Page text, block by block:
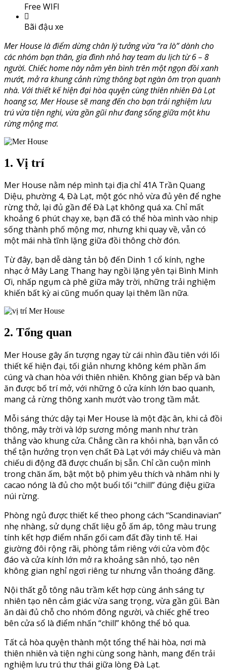
Free WIFI
Bãi đậu xe
Mer House là điểm dừng chân lý tưởng vừa “ra lò” dành cho
các nhóm bạn thân, gia đình nhỏ hay team du lịch từ 6 – 8
người. Chiếc home này nằm yên bình trên một ngọn đồi xanh
mướt, mở ra khung cảnh rừng thông bạt ngàn ôm trọn quanh
nhà. Với thiết kế hiện đại hòa quyện cùng thiên nhiên Đà Lạt
hoang sơ, Mer House sẽ mang đến cho bạn trải nghiệm lưu
trú vừa tiện nghi, vừa gần gũi như đang sống giữa một khu
rừng mộng mơ.
1. Vị trí
Mer House nằm nép mình tại địa chỉ 41A Trần Quang
Diệu, phường 4, Đà Lạt, một góc nhỏ vừa đủ yên để nghe
rừng thở, lại đủ gần để Đà Lạt không quá xa. Chỉ mất
khoảng 6 phút chạy xe, bạn đã có thể hòa mình vào nhịp
sống thành phố mộng mơ, nhưng khi quay về, vẫn có
một mái nhà tĩnh lặng giữa đồi thông chờ đón.
Từ đây, bạn dễ dàng tản bộ đến Dinh 1 cổ kính, nghe
nhạc ở Mây Lang Thang hay ngồi lặng yên tại Bình Minh
Ơi, nhấp ngụm cà phê giữa mây trời, những trải nghiệm
khiến bất kỳ ai cũng muốn quay lại thêm lần nữa.
2. Tổng quan
Mer House gây ấn tượng ngay từ cái nhìn đầu tiên với lối
thiết kế hiện đại, tối giản nhưng không kém phần ấm
cúng và chan hòa với thiên nhiên. Không gian bếp và bàn
ăn được bố trí mở, với những ô cửa kính lớn bao quanh,
mang cả rừng thông xanh mướt vào trong tầm mắt.
Mỗi sáng thức dậy tại Mer House là một đặc ân, khi cả đồi
thông, mây trời và lớp sương mỏng manh như tràn
thẳng vào khung cửa. Chẳng cần ra khỏi nhà, bạn vẫn có
thể tận hưởng trọn vẹn chất Đà Lạt với máy chiếu và màn
chiếu di động đã được chuẩn bị sẵn. Chỉ cần cuộn mình
trong chăn ấm, bật một bộ phim yêu thích và nhâm nhi ly
cacao nóng là đủ cho một buổi tối “chill” đúng điệu giữa
núi rừng.
Phòng ngủ được thiết kế theo phong cách “Scandinavian”
nhẹ nhàng, sử dụng chất liệu gỗ ấm áp, tông màu trung
tính kết hợp điểm nhấn gối cam đất đầy tinh tế. Hai
giường đôi rộng rãi, phòng tắm riêng với cửa vòm độc
đáo và cửa kính lớn mở ra khoảng sân nhỏ, tạo nên
không gian nghỉ ngơi riêng tư nhưng vẫn thoáng đãng.
Nội thất gỗ tông nâu trầm kết hợp cùng ánh sáng tự
nhiên tạo nên cảm giác vừa sang trọng, vừa gần gũi. Bàn
ăn dài đủ chỗ cho nhóm đông người, và chiếc ghế treo
bên cửa sổ là điểm nhấn “chill” không thể bỏ qua.
Tất cả hòa quyện thành một tổng thể hài hòa, nơi mà
thiên nhiên và tiện nghi cùng song hành, mang đến trải
nghiệm lưu trú thư thái giữa lòng Đà Lạt.